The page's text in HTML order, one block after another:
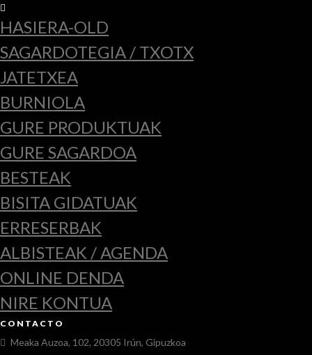
HASIERA-OLD
SAGARDOTEGIA / TXOTX
JATETXEA
BURNIOLA
GURE PRODUKTUAK
GURE SAGARDOA
BESTEAK
BISITA GIDATUAK
ERRESERBAK
ALBISTEAK / AGENDA
ONLINE DENDA
NIRE KONTUA
CONTACTO
Meaka Auzoa, 102, 20305 Irún, Gipuzkoa